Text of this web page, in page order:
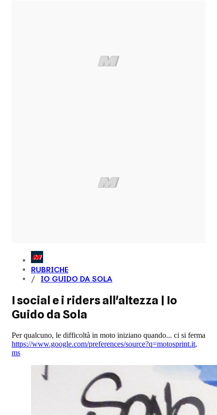
RUBRICHE
IO GUIDO DA SOLA
I social e i riders all'altezza | Io
Guido da Sola
Per qualcuno, le difficoltà in moto iniziano quando... ci si ferma
https://www.google.com/preferences/source?q=motosprint.it,
ms